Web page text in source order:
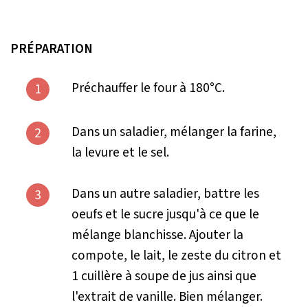
PRÉPARATION
1 Préchauffer le four à 180°C.
2
Dans un saladier, mélanger la farine,
la levure et le sel.
3
Dans un autre saladier, battre les
oeufs et le sucre jusqu'à ce que le
mélange blanchisse. Ajouter la
compote, le lait, le zeste du citron et
1 cuillère à soupe de jus ainsi que
l'extrait de vanille. Bien mélanger.